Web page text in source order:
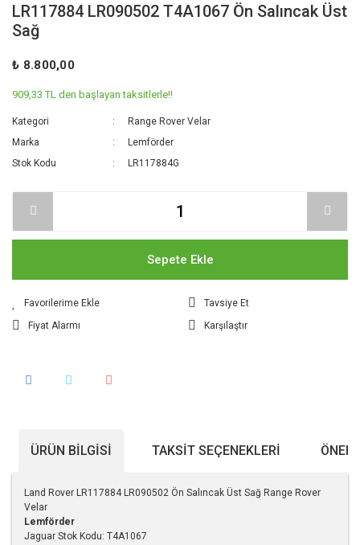
LR117884 LR090502 T4A1067 Ön Salıncak Üst
Sağ
₺ 8.800,00
909,33 TL den başlayan taksitlerle!!
Kategori
Range Rover Velar
Marka
Lemförder
Stok Kodu
LR117884G
Sepete Ekle
Tavsiye Et
Fiyat Alarmı
Karşılaştır
ÜRÜN BILGISI TAKSIT SEÇENEKLERI
Land Rover LR117884 LR090502 Ön Salıncak Üst Sağ Range Rover
Velar
Lemförder
Jaguar Stok Kodu: T4A1067